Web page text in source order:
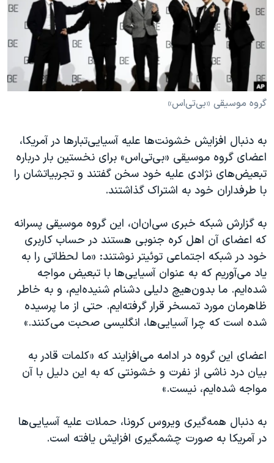
فرهنگ و زندگی
حقوق شهروندی
اقتصادی
علم و فناوری
اسرائیل در جنگ
آرشیو پخش زنده
مستندها
انتخابات ریاست جمهوری آمریکا ۲۰۲۴
حمله جمهوری اسلامی به اسرائیل
رمز مهسا
ورزش زنان در ایران
مجموعه مستندهای دادخواهی
تریبونال مردمی آبان ۹۸
دادگاه حمید نوری
قانون شفافیت دارائی کادر رهبری ایران
اعتراضات مردمی آبان ۹۸
اسرائیل در جنگ
نرگس محمدی برنده جایزه نوبل صلح
همایش محافظه‌کاران آمریکا «سی‌پک»
سفر پرزیدنت ترامپ به چین
دنبال کنید
زبانهای مختلف
گروه موسیقی «بی‌تی‌اس»
به دنبال افزایش خشونت‌ها علیه آسیایی‌تبارها در آمریکا،
اعضای گروه موسیقی «بی‌تی‌اس» برای نخستین بار درباره
تبعیض‌های نژادی علیه خود سخن گفتند و تجربیاتشان را
با طرفداران خود به اشتراک گذاشتند.
به گزارش شبکه خبری سی‌ان‌ان، این گروه موسیقی پسرانه
که اعضای آن اهل کره جنوبی هستند در حساب کاربری
خود در شبکه اجتماعی توئیتر نوشتند: «ما لحظاتی را به
یاد می‌آوریم که به عنوان آسیایی‌ها با تبعیض مواجه
شده‌ایم. ما بدون‌هیچ‌ دلیلی دشنام شنیده‌ایم، و به خاطر
ظاهرمان مورد تمسخر قرار گرفته‌ایم. حتی از ما پرسیده
شده است که چرا آسیایی‌ها، انگلیسی صحبت می‌کنند.»
اعضای این گروه در ادامه می‌افزایند که «کلمات قادر به
بیان درد ناشی از نفرت و خشونتی که به این دلیل با آن
مواجه شده‌ایم، نیست.»
به دنبال همه‌گیری ویروس کرونا، حملات علیه آسیایی‌ها
در آمریکا به صورت چشمگیری افزایش یافته است.